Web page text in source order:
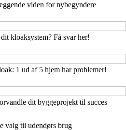
viden for nybegyndere
kloaksystem? Få svar her!
1 ud af 5 hjem har problemer!
dit byggeprojekt til succes
valg til udendørs brug